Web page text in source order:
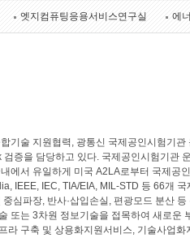
엣지컴퓨팅응용서비스연구실 에
기술 지원협력, 광통신 국제공인시험기
검증을 담당하고 있다. 국제공인시험기관
에서 유일하게 미국 A2LA로부터 국제공
IEEE, IEC, TIA/EIA, MIL-STD 등 66개
중심파장, 반사·삽입손실, 편광모드 분산
또는 3차원 정보기술을 접목하여 새로운
라 구축 및 상용화지원서비스, 기술사업